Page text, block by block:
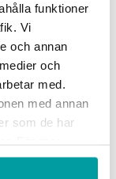
funktioner
Vi
och annan
och
med.
med annan
som de har